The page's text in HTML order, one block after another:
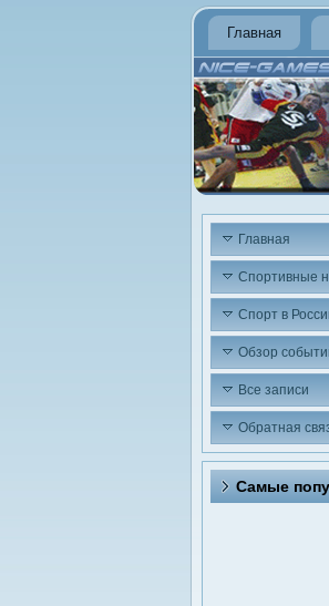
Главная
Главная
Спортивные
Спорт в
Обзор
Все записи
Обратная
Самые